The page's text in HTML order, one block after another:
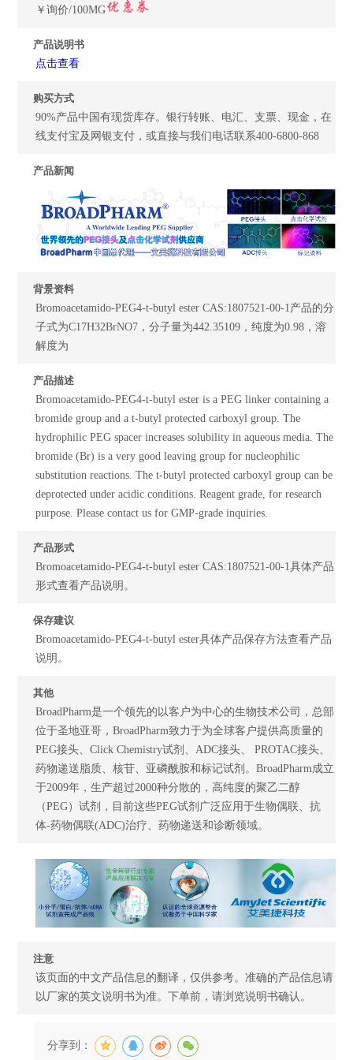
￥询价/100MG
产品说明书
点击查看
购买方式
90%产品中国有现货库存。银行转账、电汇、支票、现金，在
线支付宝及网银支付，或直接与我们电话联系400-6800-868
产品新闻
背景资料
Bromoacetamido-PEG4-t-butyl ester CAS:1807521-00-1产品的分
子式为C17H32BrNO7，分子量为442.35109，纯度为0.98，溶
解度为
产品描述
Bromoacetamido-PEG4-t-butyl ester is a PEG linker containing a
bromide group and a t-butyl protected carboxyl group. The
hydrophilic PEG spacer increases solubility in aqueous media. The
bromide (Br) is a very good leaving group for nucleophilic
substitution reactions. The t-butyl protected carboxyl group can be
deprotected under acidic conditions. Reagent grade, for research
purpose. Please contact us for GMP-grade inquiries.
产品形式
Bromoacetamido-PEG4-t-butyl ester CAS:1807521-00-1具体产品
形式查看产品说明。
保存建议
Bromoacetamido-PEG4-t-butyl ester具体产品保存方法查看产品
说明。
其他
BroadPharm是一个领先的以客户为中心的生物技术公司，总部
位于圣地亚哥，BroadPharm致力于为全球客户提供高质量的
PEG接头、Click Chemistry试剂、ADC接头、 PROTAC接头、
药物递送脂质、核苷、亚磷酰胺和标记试剂。BroadPharm成立
于2009年，生产超过2000种分散的，高纯度的聚乙二醇
（PEG）试剂，目前这些PEG试剂广泛应用于生物偶联、抗
体-药物偶联(ADC)治疗、药物递送和诊断领域。
注意
该页面的中文产品信息的翻译，仅供参考。准确的产品信息请
以厂家的英文说明书为准。下单前，请浏览说明书确认。
分享到：